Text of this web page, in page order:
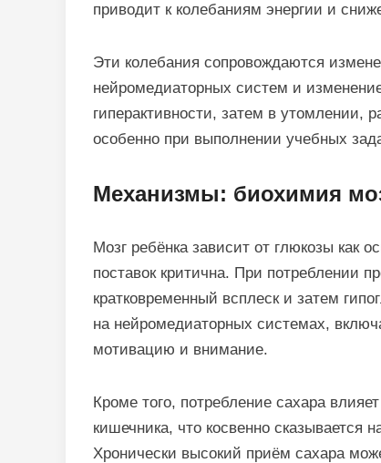
приводит к колебаниям энергии и
Эти колебания сопровождаются
нейромедиаторных систем и
гиперактивности, затем в утомлении,
особенно при выполнении учебных
Механизмы: биохимия
Мозг ребёнка зависит от глюкозы как
поставок критична. При потреблении
кратковременный всплеск и затем
на нейромедиаторных системах,
мотивацию и внимание.
Кроме того, потребление сахара
кишечника, что косвенно сказывается
Хронически высокий приём сахара